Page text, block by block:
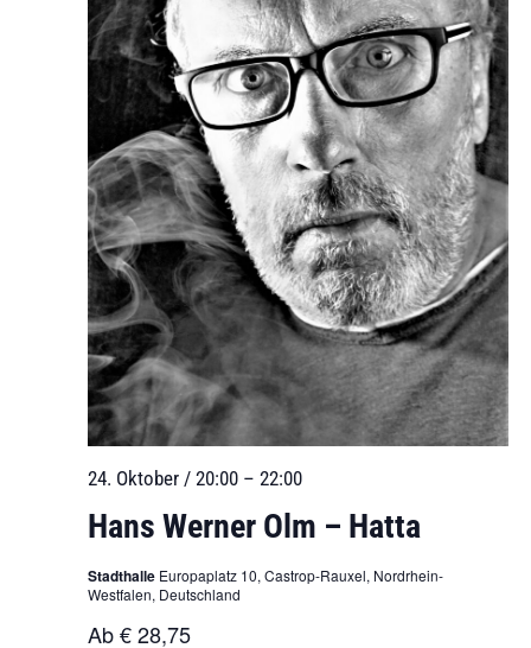
Hans Werner Olm – Hatta
24. Oktober / 20:00– 22:00
Stadthalle Europaplatz 10, Castrop-Rauxel, Nordrhein-
Westfalen, Deutschland
Ab € 28,75